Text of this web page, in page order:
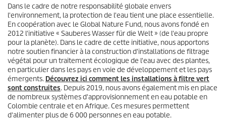
Dans le cadre de notre responsabilité globale envers
l'environnement, la protection de l'eau tient une place essentielle.
En coopération avec le Global Nature Fund, nous avons fondé en
2012 l'initiative « Sauberes Wasser für die Welt » (de l'eau propre
pour la planète). Dans le cadre de cette initiative, nous apportons
notre soutien financier à la construction d'installations de filtrage
végétal pour un traitement écologique de l'eau avec des plantes,
en particulier dans les pays en voie de développement et les pays
émergents. Découvrez ici comment les installations à filtre vert
sont construites. Depuis 2019, nous avons également mis en place
de nombreux systèmes d'approvisionnement en eau potable en
Colombie centrale et en Afrique. Ces mesures permettent
d'alimenter plus de 6 000 personnes en eau potable.